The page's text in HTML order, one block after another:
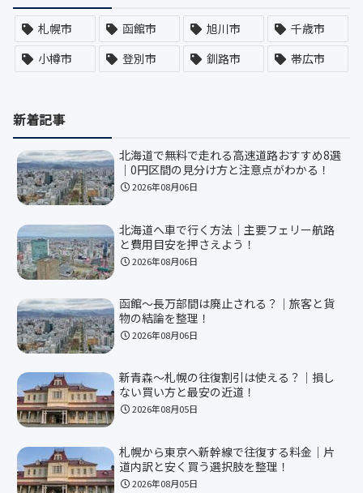
札幌市 函館市 旭川市
千歳市
小樽市
登別市 釧路市 帯広市
新着記事
北海道で無料で走れる高速道路おすすめ8選
｜0円区間の見分け方と注意点がわかる！
2026年08月06日
北海道へ車で行く方法｜主要フェリー航路
と費用目安を押さえよう！
2026年08月06日
函館〜長万部間は廃止される？｜旅客と貨
物の結論を整理！
2026年08月06日
新青森〜札幌の往復割引は使える？｜損し
ない買い方と最安の近道！
2026年08月05日
札幌から東京へ新幹線で往復する料金｜片
道内訳と安く買う選択肢を整理！
2026年08月05日